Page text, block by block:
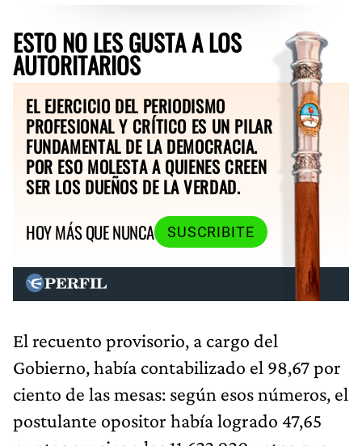
ESTO NO LES GUSTA A LOS
AUTORITARIOS
EL EJERCICIO DEL PERIODISMO
PROFESIONAL Y CRÍTICO ES UN PILAR
FUNDAMENTAL DE LA DEMOCRACIA.
POR ESO MOLESTA A QUIENES CREEN
SER LOS DUEÑOS DE LA VERDAD.
HOY MÁS QUE NUNCA
SUSCRIBITE
El recuento provisorio, a cargo del
Gobierno, había contabilizado el 98,67 por
ciento de las mesas: según esos números, el
postulante opositor había logrado 47,65